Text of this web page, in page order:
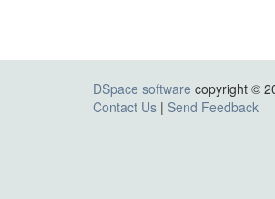
DSpace software copyright ©
Contact Us | Send Feedback